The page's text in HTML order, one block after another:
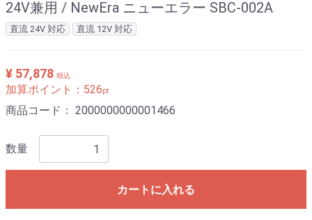
24V兼用 / NewEra ニューエラー SBC-002A
直流 24V 対応 直流 12V 対応
¥ 57,878 税込
加算ポイント： 526pt
商品コード： 2000000000001466
数量
カートに入れる